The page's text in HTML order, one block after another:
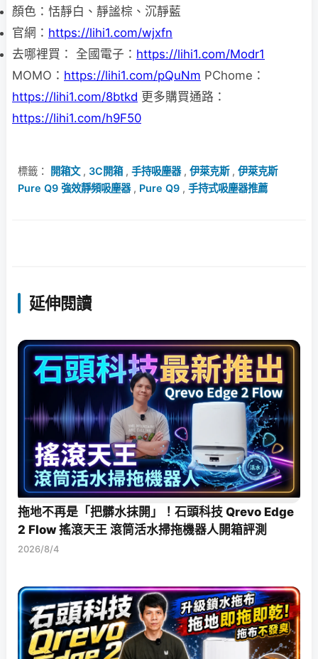
顏色：恬靜白、靜謐棕、沉靜藍
官網： https://lihi1.com/wjxfn
去哪裡買： 全國電子： https://lihi1.com/Modr1
MOMO： https://lihi1.com/pQuNm PChome：
https://lihi1.com/8btkd 更多購買通路：
https://lihi1.com/h9F50
標籤： 開箱文, 3C開箱, 手持吸塵器, 伊萊克斯, 伊萊克斯
Pure Q9 強效靜頻吸塵器, Pure Q9 , 手持式吸塵器推薦
延伸閱讀
拖地不再是「把髒水抹開」！石頭科技 Qrevo Edge
2 Flow 搖滾天王 滾筒活水掃拖機器人開箱評測
2026/8/4